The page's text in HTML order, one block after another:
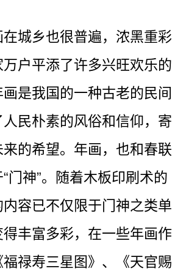
在城乡也很普遍，浓黑重彩
户平添了许多兴旺欢乐的
是我国的一种古老的民间
民朴素的风俗和信仰，寄
的希望。年画，也和春联
门神”。随着木板印刷术的
容已不仅限于门神之类单
丰富多彩，在一些年画作
禄寿三星图》、《天官赐